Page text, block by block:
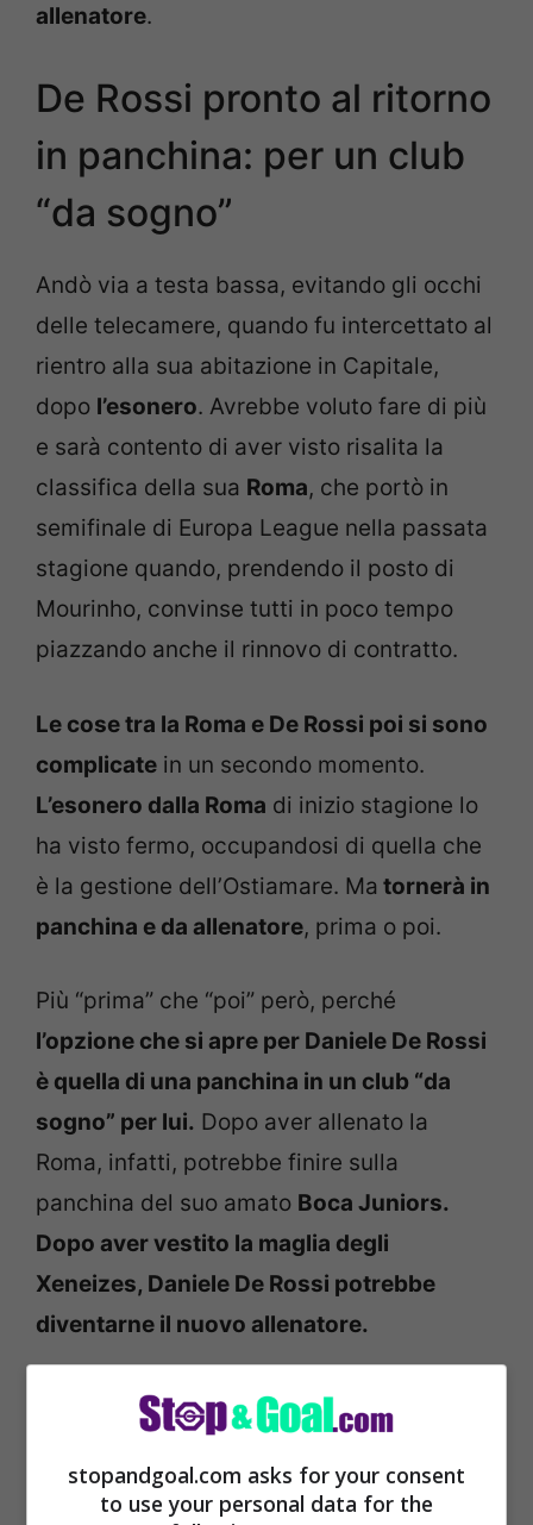
allenatore.
De Rossi pronto al ritorno
in panchina: per un club
“da sogno”
Andò via a testa bassa, evitando gli occhi
delle telecamere, quando fu intercettato al
rientro alla sua abitazione in Capitale,
dopo l’esonero. Avrebbe voluto fare di più
e sarà contento di aver visto risalita la
classifica della sua Roma, che portò in
semifinale di Europa League nella passata
stagione quando, prendendo il posto di
Mourinho, convinse tutti in poco tempo
piazzando anche il rinnovo di contratto.
Le cose tra la Roma e De Rossi poi si sono
complicate in un secondo momento.
L’esonero dalla Roma di inizio stagione lo
ha visto fermo, occupandosi di quella che
è la gestione dell’Ostiamare. Ma tornerà in
panchina e da allenatore, prima o poi.
Più “prima” che “poi” però, perché
l’opzione che si apre per Daniele De Rossi
è quella di una panchina in un club “da
sogno” per lui. Dopo aver allenato la
Roma, infatti, potrebbe finire sulla
panchina del suo amato Boca Juniors.
Dopo aver vestito la maglia degli
Xeneizes, Daniele De Rossi potrebbe
diventarne il nuovo allenatore.
stopandgoal.com asks for your consent
to use your personal data for the